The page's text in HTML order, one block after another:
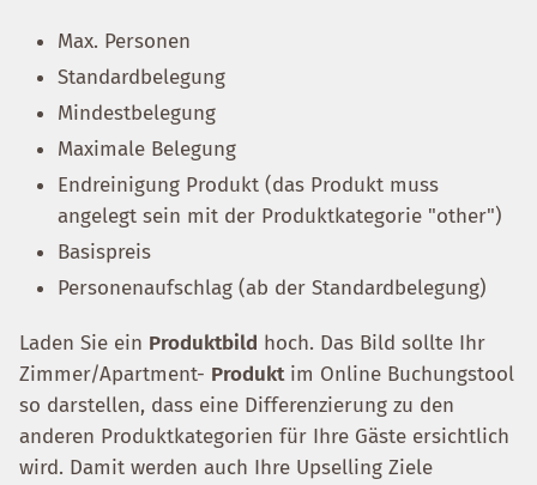
Max. Personen
Standardbelegung
Mindestbelegung
Maximale Belegung
Endreinigung Produkt (das Produkt muss
angelegt sein mit der Produktkategorie "other")
Basispreis
Personenaufschlag (ab der Standardbelegung)
Laden Sie ein Produktbild hoch. Das Bild sollte Ihr
Zimmer/Apartment- Produktim Online Buchungstool
so darstellen, dass eine Differenzierung zu den
anderen Produktkategorien für Ihre Gäste ersichtlich
wird. Damit werden auch Ihre Upselling Ziele